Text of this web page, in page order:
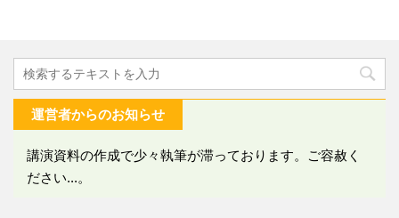
運営者からのお知らせ
講演資料の作成で少々執筆が滞っております。ご容赦く
ださい...。